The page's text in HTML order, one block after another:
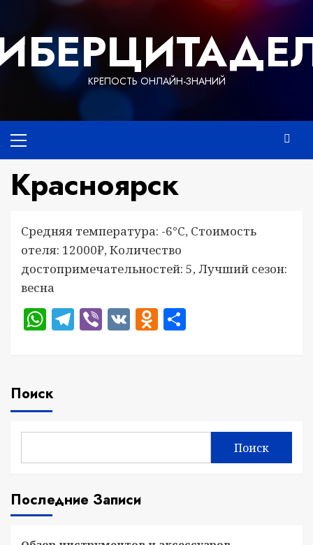
содержимому
КРЕПОСТЬ ОНЛАЙН-ЗНАНИЙ
меню
Красноярск
Средняя температура: -6°C, Стоимость
отеля: 12000₽, Количество
достопримечательностей: 5, Лучший сезон:
весна
WhatsApp
Telegram
Viber
VKOdnoklassniki
Поиск
Поиск
Последние Записи